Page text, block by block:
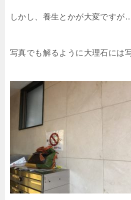
しかし、養生とかが大変ですが…
写真でも解るように大理石には